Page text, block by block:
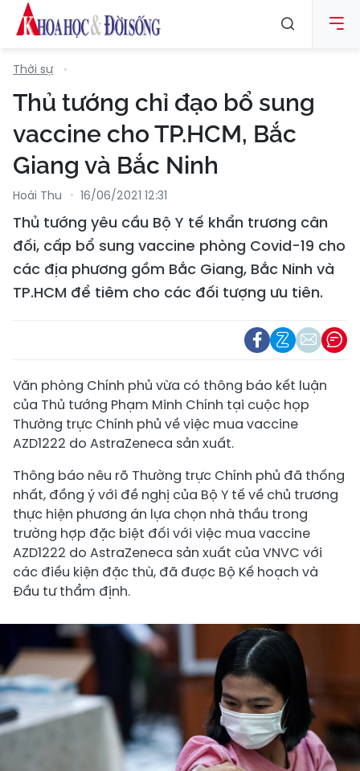
Thời sự
Thủ tướng chỉ đạo bổ sung
vaccine cho TP.HCM, Bắc
Giang và Bắc Ninh
Hoài Thu 16/06/2021 12:31
Thủ tướng yêu cầu Bộ Y tế khẩn trương cân
đối, cấp bổ sung vaccine phòng Covid-19 cho
các địa phương gồm Bắc Giang, Bắc Ninh và
TP.HCM để tiêm cho các đối tượng ưu tiên.
Văn phòng Chính phủ vừa có thông báo kết luận
của Thủ tướng Phạm Minh Chính tại cuộc họp
Thường trực Chính phủ về việc mua vaccine
AZD1222 do AstraZeneca sản xuất.
Thông báo nêu rõ Thường trực Chính phủ đã thống
nhất, đồng ý với đề nghị của Bộ Y tế về chủ trương
thực hiện phương án lựa chọn nhà thầu trong
trường hợp đặc biệt đối với việc mua vaccine
AZD1222 do AstraZeneca sản xuất của VNVC với
các điều kiện đặc thù, đã được Bộ Kế hoạch và
Đầu tư thẩm định.